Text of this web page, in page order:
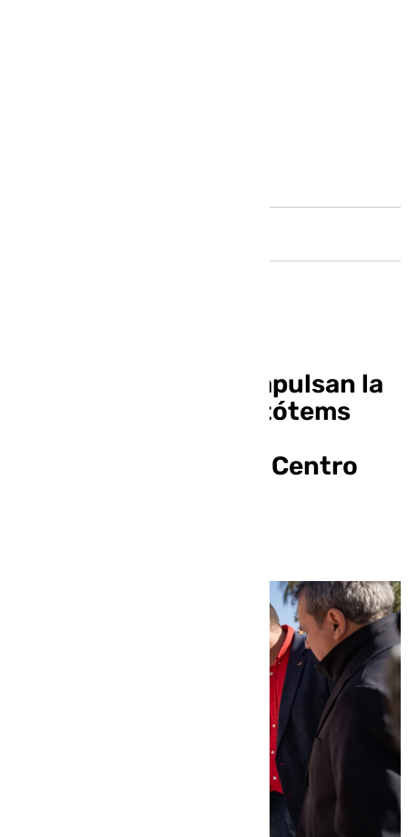
Comercio y ACCAB impulsan la
instalación de cinco tótems
establecimientos del Centro